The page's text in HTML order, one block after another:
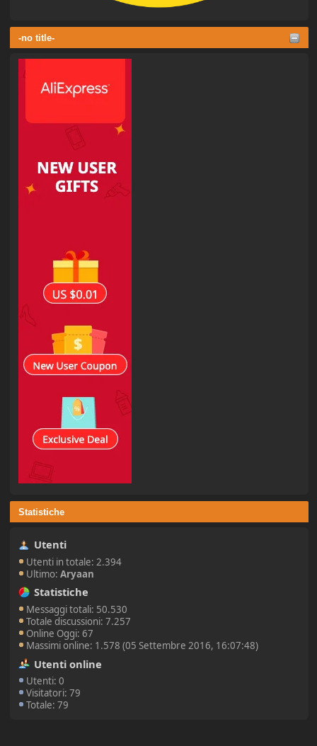
-no title-
Statistiche
Utenti
Utenti in totale: 2.394
Ultimo:Aryaan
Statistiche
Messaggi totali: 50.530
Totale discussioni: 7.257
Online Oggi: 67
Massimi online: 1.578 (05 Settembre 2016, 16:07:48)
Utenti online
Utenti: 0
Visitatori: 79
Totale: 79